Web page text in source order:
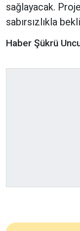
sağlayacak.
sabırsızlıkla
Haber Şükrü